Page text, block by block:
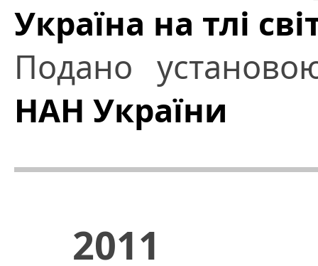
Україна на тлі
Подано
НАН України
2011